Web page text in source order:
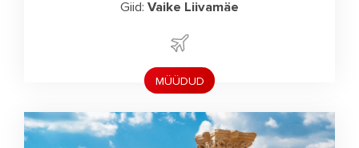
Giid: Vaike Liivamäe
MÜÜDUD